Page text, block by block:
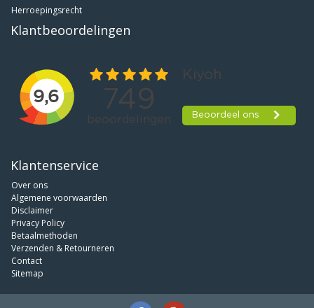
Herroepingsrecht
Klantbeoordelingen
Klantenservice
Over ons
Algemene voorwaarden
Disclaimer
Privacy Policy
Betaalmethoden
Verzenden & Retourneren
Contact
Sitemap